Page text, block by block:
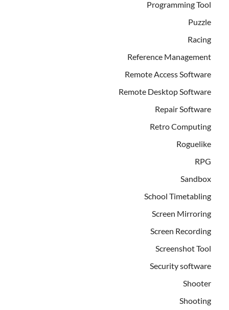
Programming Tool
Puzzle
Racing
Reference Management
Remote Access Software
Remote Desktop Software
Repair Software
Retro Computing
Roguelike
RPG
Sandbox
School Timetabling
Screen Mirroring
Screen Recording
Screenshot Tool
Security software
Shooter
Shooting